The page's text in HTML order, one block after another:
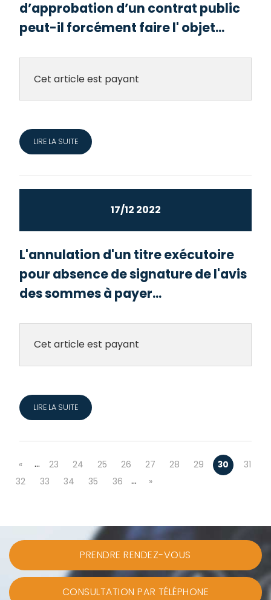
d’approbation d’un contrat public
peut-il forcément faire l' objet...
Cet article est payant
LIRE LA SUITE
17/12 2022
L'annulation d'un titre exécutoire
pour absence de signature de l'avis
des sommes à payer...
Cet article est payant
LIRE LA SUITE
« … 23 24 25 26 27 28 29 30
31
32
33 34 35 36 … »
PRENDRE RENDEZ-VOUS
CONSULTATION PAR TÉLÉPHONE